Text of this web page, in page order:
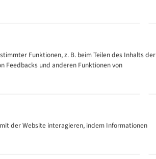
Zähne pro
Funktionen, z. B. beim Teilen des Inhalts der
Feedbacks und anderen Funktionen von
der Website interagieren, indem Informationen